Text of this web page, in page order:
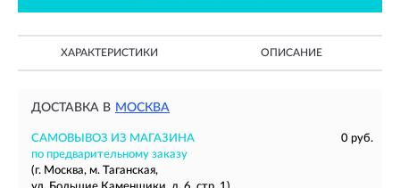
ХАРАКТЕРИСТИКИ ОПИСАНИЕ
ДОСТАВКА В МОСКВА
САМОВЫВОЗ ИЗ МАГАЗИНА
0 руб.
по предварительному заказу
(г. Москва, м. Таганская,